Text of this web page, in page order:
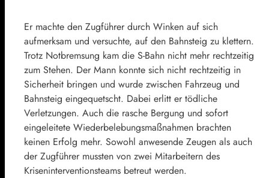
Er machte den Zugführer durch Winken auf sich
aufmerksam und versuchte, auf den Bahnsteig zu klettern.
Trotz Notbremsung kam die S-Bahn nicht mehr rechtzeitig
zum Stehen. Der Mann konnte sich nicht rechtzeitig in
Sicherheit bringen und wurde zwischen Fahrzeug und
Bahnsteig eingequetscht. Dabei erlitt er tödliche
Verletzungen. Auch die rasche Bergung und sofort
eingeleitete Wiederbelebungsmaßnahmen brachten
keinen Erfolg mehr. Sowohl anwesende Zeugen als auch
der Zugführer mussten von zwei Mitarbeitern des
Kriseninterventionsteams betreut werden.